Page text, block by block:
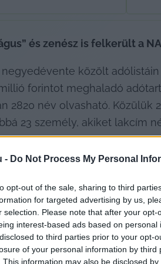
- Do Not Process My Personal
opt-out of the sale, sharing to third
for targeted advertising by us,
selection. Please note that after your
interest-based ads based on
to third parties prior to your opt-
of your personal information by third
This information may also be disclosed
és zenész is felkerült a
közölt
forintot meghaladó
2820 név olvasható.
23 személy, akiket lakcím
között az Andrássy úti
– műgyűjtő, Zelnik
irányárnál jóval
Zelnik tulajdonában lévő
2,5 milliárd forint